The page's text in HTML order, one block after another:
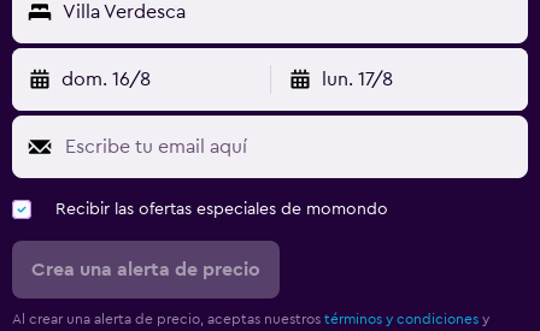
Villa Verdesca
dom. 16/8 lun. 17/8
Recibir las ofertas especiales de momondo
Crea una alerta de precio
Al crear una alerta de precio, aceptas nuestros términos y condiciones y